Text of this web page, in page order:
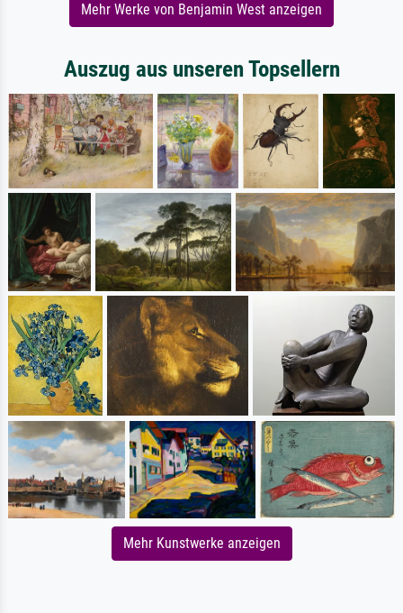
Mehr Werke von Benjamin West anzeigen
Auszug aus unseren Topsellern
Mehr Kunstwerke anzeigen